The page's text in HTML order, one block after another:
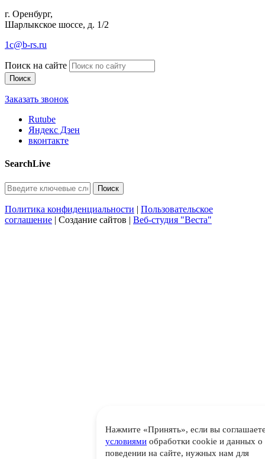
г. Оренбург,
Шарлыкское шоссе, д. 1/2
1c@b-rs.ru
Поиск на сайте
Заказать звонок
Rutube
Яндекс Дзен
вконтакте
SearchLive
Политика конфиденциальности | Пользовательское
соглашение | Создание сайтов | Веб-студия "Веста"
Нажмите «Принять», если вы
условиями обработки cookie и данных о
поведении на сайте, нужных нам для